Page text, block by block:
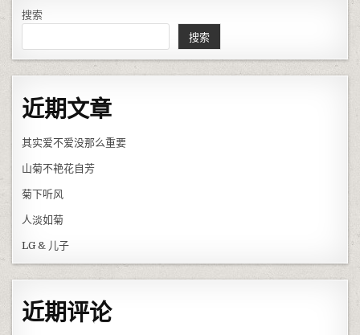
搜索
搜索
近期文章
其实爱不爱没那么重要
山菊不艳花自芳
菊下听风
人淡如菊
LG & 儿子
近期评论